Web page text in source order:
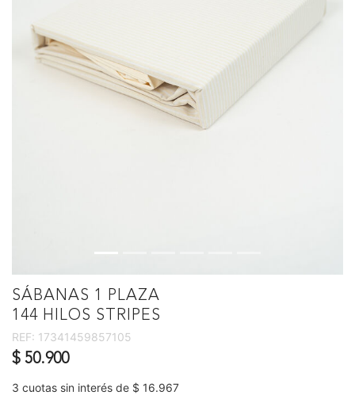
SÁBANAS 1 PLAZA
144 HILOS STRIPES
REF: 17341459857105
$ 50.900
3 cuotas sin interés de $ 16.967